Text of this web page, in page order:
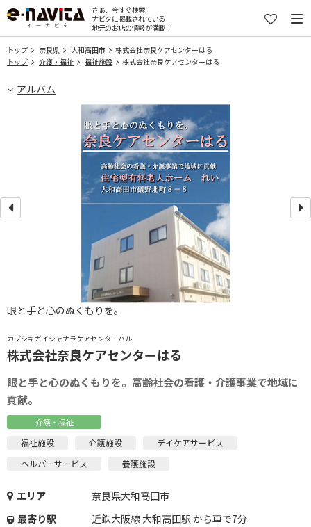
さぁ、今すぐ検索！
ナビタに掲載されている
地元のお店の情報が満載！
トップ 奈良県 大和高田市
株式会社奈良ケアセンターはる
トップ
介護・福祉 福祉施設 株式会社奈良ケアセンターはる
アルバム
カブシキガイシャナラケアセンターハル
株式会社奈良ケアセンターはる
眼と手と心のぬくもりを。高齢社会の看護・介護事業で地域に
貢献。
介護・福祉
福祉施設 介護施設
デイケアサービス
ヘルパーサービス
養護施設
エリア
奈良県大和高田市
最寄り駅
近鉄大阪線 大和高田駅 から車で7分
眼と手と心のぬくもりを。